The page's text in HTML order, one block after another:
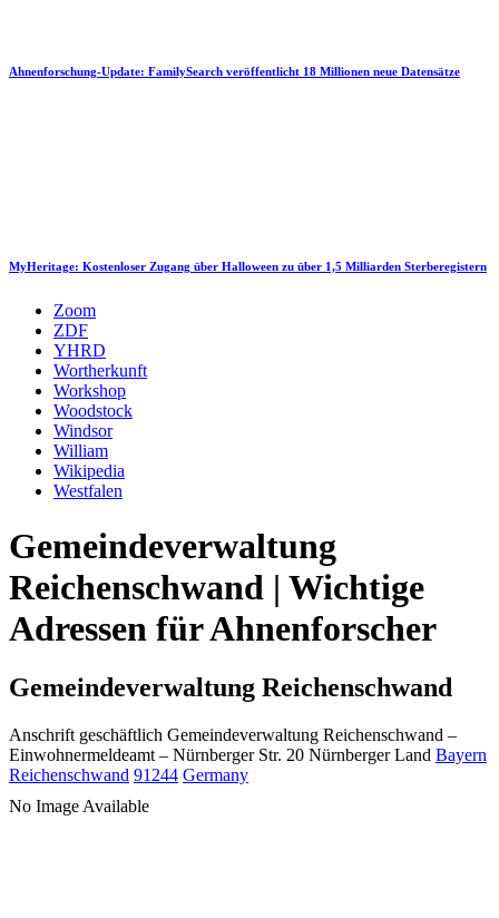
Ahnenforschung-Update: FamilySearch veröffentlicht 18 Millionen neue Datensätze
MyHeritage: Kostenloser Zugang über Halloween zu über 1,5 Milliarden Sterberegistern
Zoom
ZDF
YHRD
Wortherkunft
Workshop
Woodstock
Windsor
William
Wikipedia
Westfalen
Gemeindeverwaltung
Reichenschwand | Wichtige
Adressen für Ahnenforscher
Gemeindeverwaltung Reichenschwand
Anschrift geschäftlich Gemeindeverwaltung Reichenschwand –
Einwohnermeldeamt – Nürnberger Str. 20 Nürnberger Land Bayern
Reichenschwand 91244 Germany
No Image Available